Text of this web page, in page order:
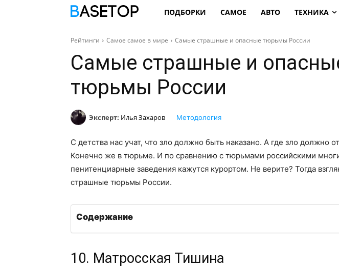
ПОДБОРКИ САМОЕ АВТО ТЕХНИКА
Рейтинги Самое самое в мире Самые страшные и опасные тюрьмы России
Самые страшные и
тюрьмы России
Эксперт: Илья Захаров Методология
С детства нас учат, что зло должно быть наказано. А где зло должно
Конечно же в тюрьме. И по сравнению с тюрьмами российскими
пенитенциарные заведения кажутся курортом. Не верите? Тогда
страшные тюрьмы России.
Содержание
10. Матросская Тишина